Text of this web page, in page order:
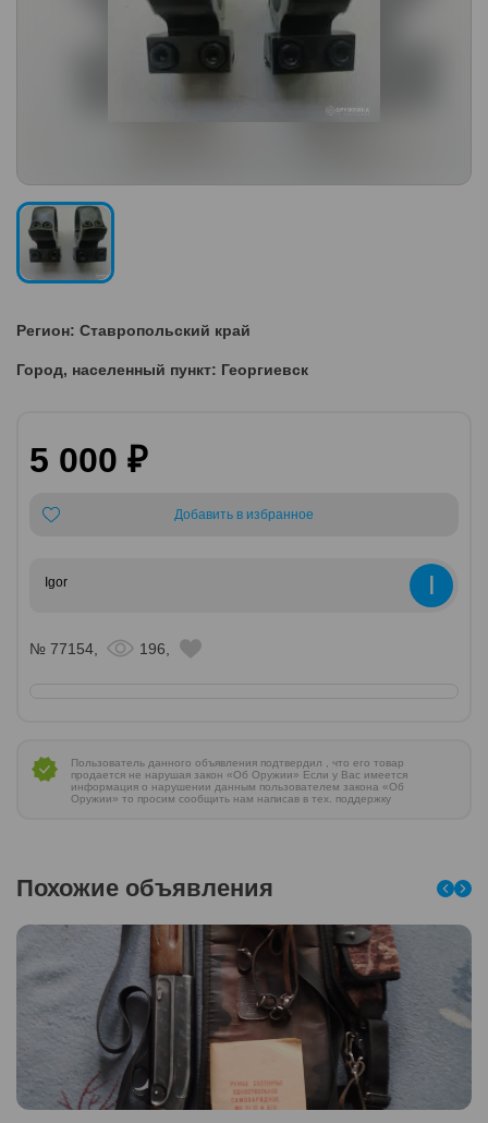
Регион: Ставропольский край
Город, населенный пункт: Георгиевск
5 000 ₽
Добавить в избранное
Igor I
№ 77154, 196,
Пользователь данного объявления подтвердил , что его товар
продается не нарушая закон «Об Оружии» Если у Вас имеется
информация о нарушении данным пользователем закона «Об
Оружии» то просим сообщить нам написав в тех. поддержку
Похожие объявления